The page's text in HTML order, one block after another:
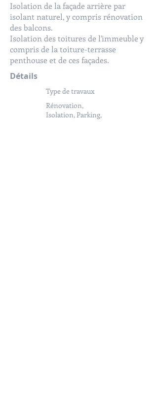
Isolation de la façade arrière par
isolant naturel, y compris rénovation
des balcons.
Isolation des toitures de l'immeuble y
compris de la toiture-terrasse
penthouse et de ces façades.
Détails
Type de travaux
Rénovation,
Isolation, Parking,